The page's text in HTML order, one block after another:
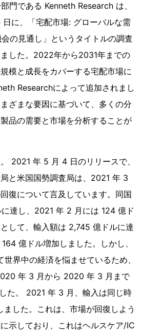
門である Kenneth Research は、
に、「宅配市場: グローバルな需
の見通し」というタイトルの調査
した。2022年から2031年までの
模と成長をカバーする宅配市場に
Researchによって追加されまし
ざまな要因に基づいて、多くの分
品の需要と市場を分析することが
2021 年 5 月 4 日のリリースで、
と米国国勢調査局は、2021 年 3
復について言及しています。同国
達し、2021 年 2 月には 124 億ド
して、輸入額は 2,745 億ドルに達
億ドル増加しました。しかし、
界中の経済を悩ませているため、
年 3 月から 2020 年 3 月まで
た。 2021 年 3 月、輸入は同じ時
した。これは、市場が回復しよう
示しており、これはヘルスケア/IC